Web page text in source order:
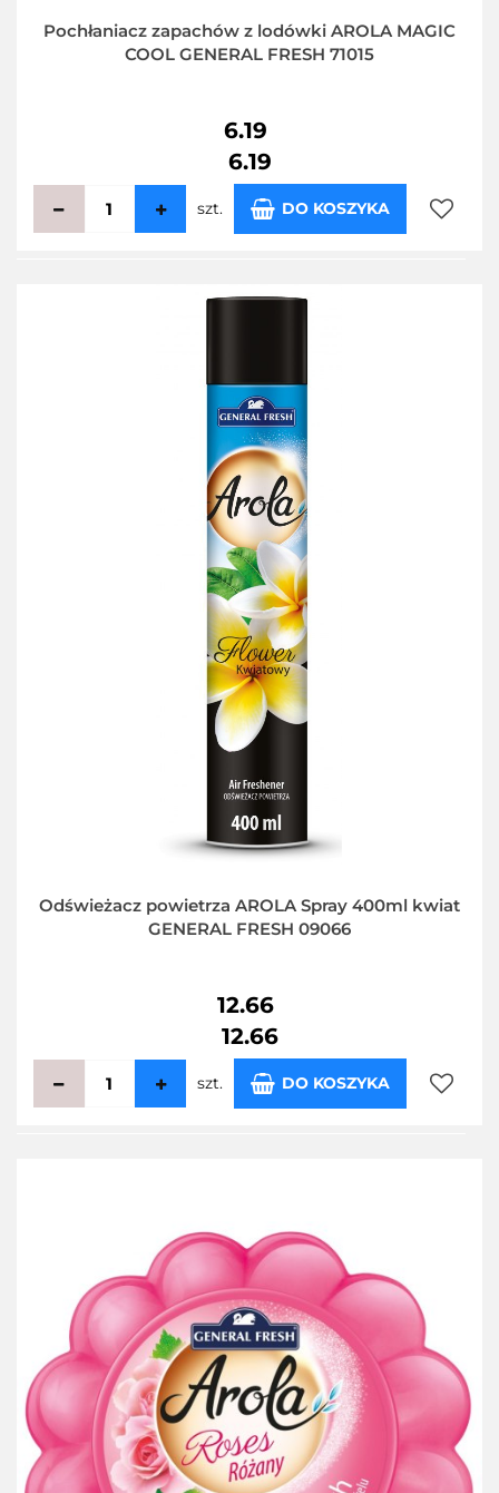
Pochłaniacz zapachów z lodówki AROLA MAGIC
COOL GENERAL FRESH 71015
6.19
6.19
szt. DO KOSZYKA
Odświeżacz powietrza AROLA Spray 400ml kwiat
GENERAL FRESH 09066
12.66
12.66
szt. DO KOSZYKA